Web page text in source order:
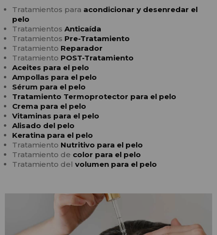
Tratamientos para acondicionar y desenredar el
pelo
Tratamientos Anticaída
Tratamientos Pre-Tratamiento
Tratamiento Reparador
Tratamiento POST-Tratamiento
Aceites para el pelo
Ampollas para el pelo
Sérum para el pelo
Tratamiento Termoprotector para el pelo
Crema para el pelo
Vitaminas para el pelo
Alisado del pelo
Keratina para el pelo
Tratamiento Nutritivo para el pelo
Tratamiento de color para el pelo
Tratamiento del volumen para el pelo